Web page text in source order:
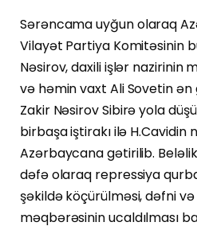
Sərəncama uyğun olaraq
Vilayət Partiya Komitəsinin
Nəsirov, daxili işlər nazirinin
və həmin vaxt Ali Sovetin
Zakir Nəsirov Sibirə yola
birbaşa iştirakı ilə H.Cavidin
Azərbaycana gətirilib.
dəfə olaraq repressiya
şəkildə köçürülməsi, dəfni
məqbərəsinin ucaldılması